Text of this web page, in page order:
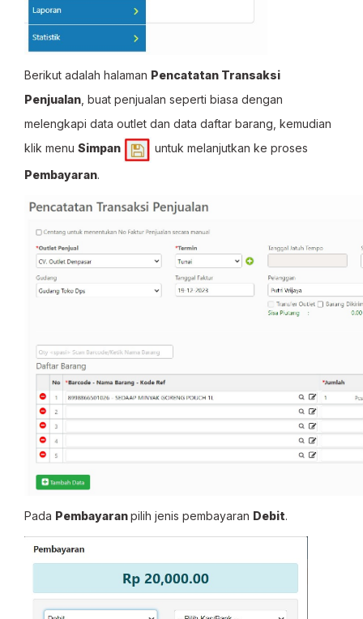
Berikut adalah halaman Pencatatan Transaksi
Penjualan , buat penjualan seperti biasa dengan
melengkapi data outlet dan data daftar barang, kemudian
klik menu Simpan
untuk melanjutkan ke proses
Pembayaran.
Pada Pembayaranpilih jenis pembayaran Debit.